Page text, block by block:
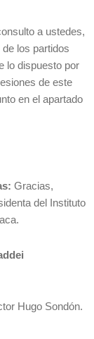
a ustedes,
los partidos
lo dispuesto por
de este
en el apartado
Gracias,
del Instituto
Hugo Sondón.